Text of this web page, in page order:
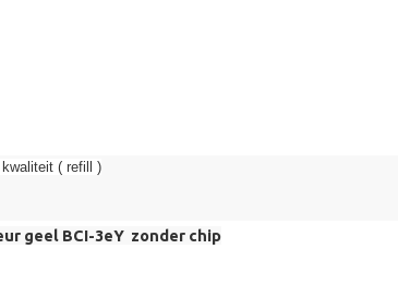
( refill )
geel BCI-3eY zonder chip